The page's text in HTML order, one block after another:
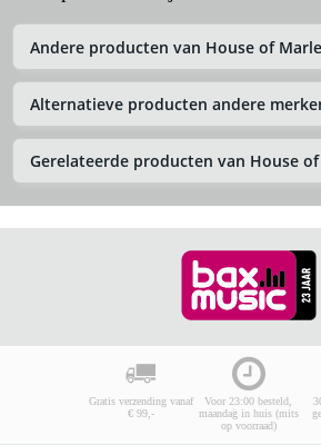
Andere producten van House of
Alternatieve producten andere
Gerelateerde producten van House
Gratis verzending vanaf
€ 99,-
Voor 23:00 besteld,
maandag in huis (mits
op voorraad)